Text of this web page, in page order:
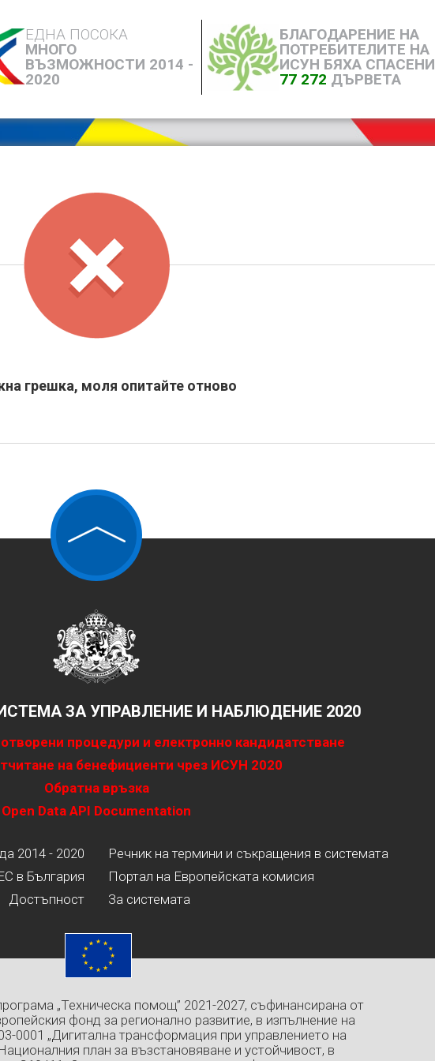
ЕДНА ПОСОКА
МНОГО
ВЪЗМОЖНОСТИ 2014 -
2020
БЛАГОДАРЕНИЕ НА
ПОТРЕБИТЕЛИТЕ НА
ИСУН БЯХА СПАСЕНИ
77 272 ДЪРВЕТА
грешка, моля опитайте отново
ЗА УПРАВЛЕНИЕ И НАБЛЮДЕНИЕ 2020
процедури и електронно кандидатстване
на бенефициенти чрез ИСУН 2020
Обратна връзка
Open Data API Documentation
2014 - 2020
в България
Достъпност
Речник на термини и съкращения в системата
Портал на Европейската комисия
За системата
„Техническа помощ” 2021-2027, съфинансирана от
фонд за регионално развитие, в изпълнение на
0001 „Дигитална трансформация при управлението на
план за възстановяване и устойчивост, в